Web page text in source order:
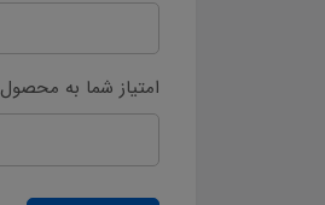
امتیاز شما به محصول